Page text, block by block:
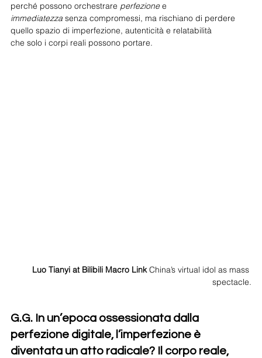
perché possono orchestrare perfezione e
immediatezza senza compromessi, ma rischiano di perdere
quello spazio di imperfezione, autenticità e relatabilità
che solo i corpi reali possono portare.
Luo Tianyi at Bilibili Macro Link China’s virtual idol as mass
spectacle.
G.G. In un’epoca ossessionata dalla
perfezione digitale, l’imperfezione è
diventata un atto radicale? Il corpo reale,